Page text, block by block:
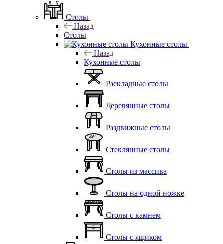
Столы
Назад
Столы
Кухонные столы
Назад
Кухонные столы
Раскладные столы
Деревянные столы
Раздвижные столы
Стеклянные столы
Столы из массива
Столы на одной ножке
Столы с камнем
Столы с ящиком